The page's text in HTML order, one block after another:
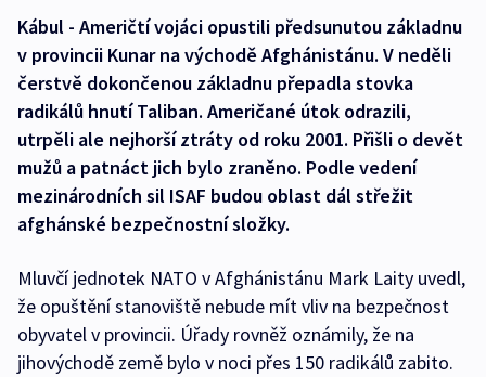
Kábul - Američtí vojáci opustili předsunutou základnu
v provincii Kunar na východě Afghánistánu. V neděli
čerstvě dokončenou základnu přepadla stovka
radikálů hnutí Taliban. Američané útok odrazili,
utrpěli ale nejhorší ztráty od roku 2001. Přišli o devět
mužů a patnáct jich bylo zraněno. Podle vedení
mezinárodních sil ISAF budou oblast dál střežit
afghánské bezpečnostní složky.
Mluvčí jednotek NATO v Afghánistánu Mark Laity uvedl,
že opuštění stanoviště nebude mít vliv na bezpečnost
obyvatel v provincii. Úřady rovněž oznámily, že na
jihovýchodě země bylo v noci přes 150 radikálů zabito.